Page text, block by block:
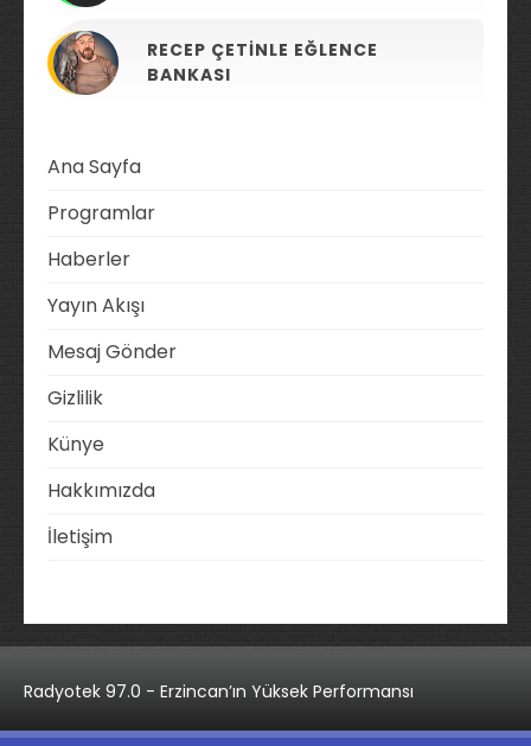
RECEP ÇETINLE EĞLENCE
BANKASI
Ana Sayfa
Programlar
Haberler
Yayın Akışı
Mesaj Gönder
Gizlilik
Künye
Hakkımızda
İletişim
Radyotek 97.0 - Erzincan’ın Yüksek Performansı